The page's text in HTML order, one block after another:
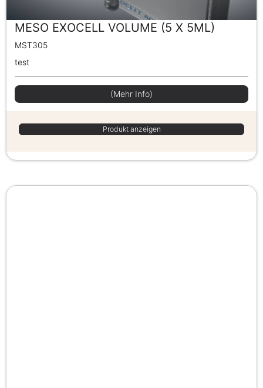
MESO EXOCELL VOLUME (5 X 5ML)
MST305
test
(Mehr Info)
Produkt anzeigen